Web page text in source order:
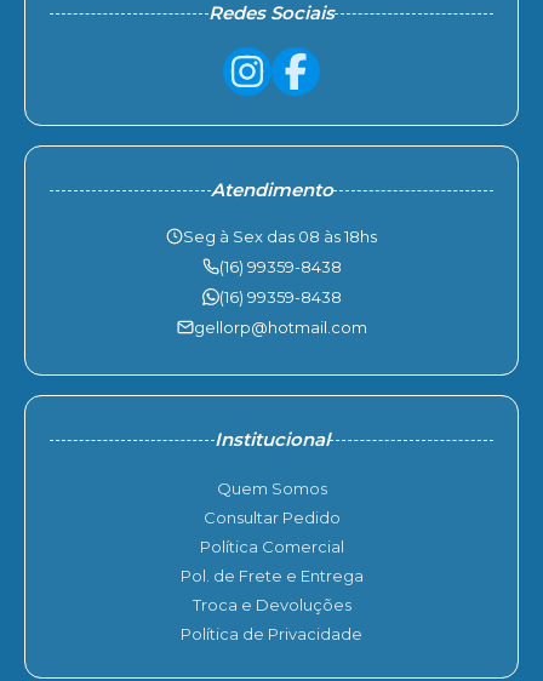
Redes Sociais
Atendimento
Seg à Sex das 08 às 18hs
(16) 99359-8438
(16) 99359-8438
gellorp@hotmail.com
Institucional
Quem Somos
Consultar Pedido
Política Comercial
Pol. de Frete e Entrega
Troca e Devoluções
Política de Privacidade